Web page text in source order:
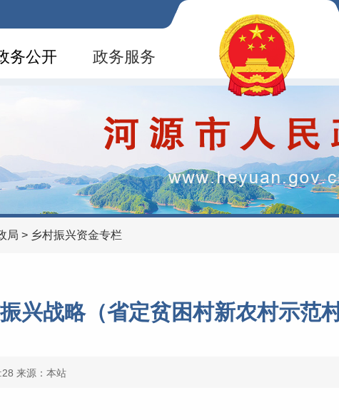
务公开 政务服务
局 > 乡村振兴资金专栏
兴战略（省定贫困村新农村示范
来源：本站